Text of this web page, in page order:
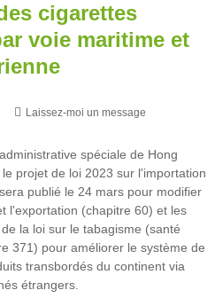
cigarettes
voie maritime et
Laissez-moi un message
spéciale de Hong
projet de loi 2023 sur l'importation
publié le 24 mars pour modifier
l'exportation (chapitre 60) et les
la loi sur le tabagisme (santé
371) pour améliorer le système de
transbordés du continent via
étrangers.